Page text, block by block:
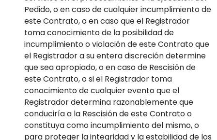
Pedido, o en caso de cualquier incumplimiento de
este Contrato, o en caso que el Registrador
toma conocimiento de la posibilidad de
incumplimiento o violación de este Contrato que
el Registrador a su entera discreción determine
que sea apropiado, o en caso de Rescisión de
este Contrato, o si el Registrador toma
conocimiento de cualquier evento que el
Registrador determina razonablemente que
conduciría a la Rescisión de este Contrato o
constituya como incumplimiento del mismo, o
para proteger la integridad y la estabilidad de los